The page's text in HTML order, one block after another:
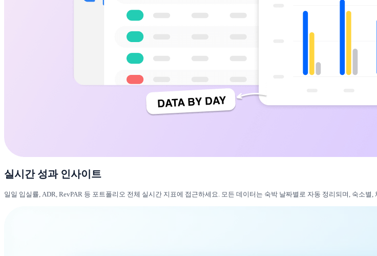
실시간 성과 인사이트
일일 입실률, ADR, RevPAR 등 포트폴리오 전체 실시간 지표에 접근하세요. 모든 데이터는 숙박 날짜별로 자동 정리되며, 숙소별,